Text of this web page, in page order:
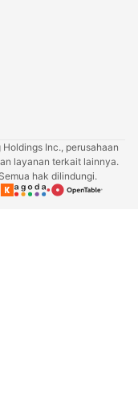
Inc., perusahaan
layanan terkait lainnya.
hak dilindungi.